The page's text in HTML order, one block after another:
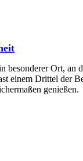
besonderer Ort,
einem Drittel der
genießen.